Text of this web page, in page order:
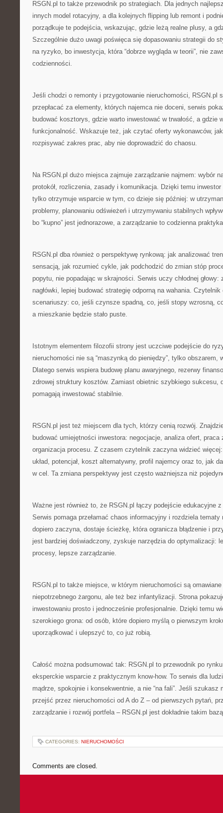
RSGN.pl to także przewodnik po strategiach. Dla jednych
innych model rotacyjny, a dla kolejnych flipping lub remont i
porządkuje te podejścia, wskazując, gdzie leżą realne plusy, a
Szczególnie dużo uwagi poświęca się dopasowaniu strategii do
na ryzyko, bo inwestycja, która “dobrze wygląda w teorii”, nie
codzienności.
Jeśli chodzi o remonty i przygotowanie nieruchomości, RSGN.pl
przepłacać za elementy, których najemca nie doceni, serwis
budować kosztorys, gdzie warto inwestować w trwałość, a gdzie
funkcjonalność. Wskazuje też, jak czytać oferty wykonawców,
rozpisywać zakres prac, aby nie doprowadzić do chaosu.
Na RSGN.pl dużo miejsca zajmuje zarządzanie najmem: wybór
protokół, rozliczenia, zasady i komunikacja. Dzięki temu
tylko otrzymuje wsparcie w tym, co dzieje się później: w
problemy, planowaniu odświeżeń i utrzymywaniu stabilnych
bo “kupno” jest jednorazowe, a zarządzanie to codzienna
RSGN.pl dba również o perspektywę rynkową: jak analizować
sensacją, jak rozumieć cykle, jak podchodzić do zmian stóp
popytu, nie popadając w skrajności. Serwis uczy chłodnej głowy:
nagłówki, lepiej budować strategię odporną na wahania.
scenariuszy: co, jeśli czynsze spadną, co, jeśli stopy wzrosną,
a mieszkanie będzie stało puste.
Istotnym elementem filozofii strony jest uczciwe podejście do
nieruchomości nie są “maszynką do pieniędzy”, tylko obszarem,
Dlatego serwis wspiera budowę planu awaryjnego, rezerwy
zdrowej struktury kosztów. Zamiast obietnic szybkiego sukcesu,
pomagają inwestować stabilnie.
RSGN.pl jest też miejscem dla tych, którzy cenią rozwój.
budować umiejętności inwestora: negocjacje, analiza ofert,
organizacja procesu. Z czasem czytelnik zaczyna widzieć
układ, potencjał, koszt alternatywny, profil najemcy oraz to, jak
w cel. Ta zmiana perspektywy jest często ważniejsza niż
Ważne jest również to, że RSGN.pl łączy podejście edukacyjne z
Serwis pomaga przełamać chaos informacyjny i rozdziela
dopiero zaczyna, dostaje ścieżkę, która ogranicza błądzenie i
jest bardziej doświadczony, zyskuje narzędzia do optymalizacji:
procesy, lepsze zarządzanie.
RSGN.pl to także miejsce, w którym nieruchomości są
niepotrzebnego żargonu, ale też bez infantylizacji. Strona
inwestowaniu prosto i jednocześnie profesjonalnie. Dzięki temu
szerokiego grona: od osób, które dopiero myślą o pierwszym
uporządkować i ulepszyć to, co już robią.
Całość można podsumować tak: RSGN.pl to przewodnik po
eksperckie wsparcie z praktycznym know-how. To serwis dla
mądrze, spokojnie i konsekwentnie, a nie “na fali”. Jeśli szukasz
przejść przez nieruchomości od A do Z – od pierwszych pytań,
zarządzanie i rozwój portfela – RSGN.pl jest dokładnie takim
CATEGORIES: NIERUCHOMOŚCI
Comments are closed.